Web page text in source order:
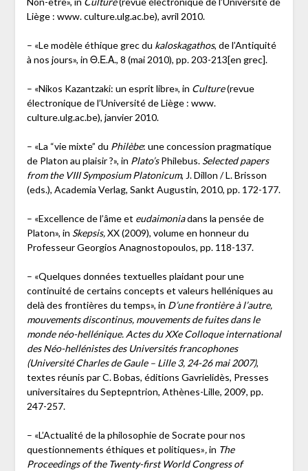
Liège : www. culture.ulg.ac.be), avril 2010.
– «Le modèle éthique grec du kaloskagathos, de l’Antiquité
à nos jours», in Θ.Ε.Α., 8 (mai 2010), pp. 203-213[en grec].
– «Nikos Kazantzaki: un esprit libre», in Culture(revue
électronique de l’Université de Liège : www.
culture.ulg.ac.be), janvier 2010.
– «La “vie mixte” du Philèbe: une concession pragmatique
de Platon au plaisir ?», in Plato’sPhilebus. Selected papers
from the VIII Symposium Platonicum, J. Dillon / L. Brisson
(eds.), Academia Verlag, Sankt Augustin, 2010, pp. 172-177.
– «Excellence de l’âme et eudaimoniadans la pensée de
Platon», in Skepsis,XX (2009), volume en honneur du
Professeur Georgios Anagnostopoulos, pp. 118-137.
– «Quelques données textuelles plaidant pour une
continuité de certains concepts et valeurs helléniques au
delà des frontières du temps», in D’une frontière à l’autre,
mouvements discontinus, mouvements de fuites dans le
monde néo-hellénique. Actes du XXe Colloque international
des Néo-hellénistes des Universités francophones
(Université Charles de Gaule – Lille 3, 24-26 mai 2007),
textes réunis par C. Bobas, éditions Gavrielidès, Presses
universitaires du Septepntrion, Athènes-Lille, 2009, pp.
247-257.
– «L’Actualité de la philosophie de Socrate pour nos
questionnements éthiques et politiques»,in The
Proceedings of the Twenty-first World Congress of